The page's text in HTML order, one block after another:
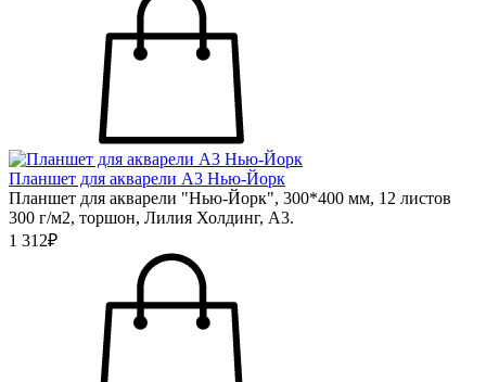
Планшет для акварели А3 Нью-Йорк
Планшет для акварели "Нью-Йорк", 300*400 мм, 12 листов
300 г/м2, торшон, Лилия Холдинг, А3.
1 312₽